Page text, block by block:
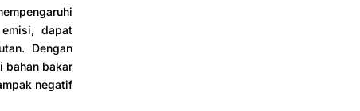
dapat
Dengan
bahan bakar
negatif